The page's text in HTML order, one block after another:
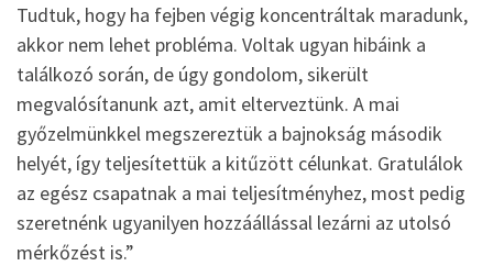
Tudtuk, hogy ha fejben végig koncentráltak maradunk,
akkor nem lehet probléma. Voltak ugyan hibáink a
találkozó során, de úgy gondolom, sikerült
megvalósítanunk azt, amit elterveztünk. A mai
győzelmünkkel megszereztük a bajnokság második
helyét, így teljesítettük a kitűzött célunkat. Gratulálok
az egész csapatnak a mai teljesítményhez, most pedig
szeretnénk ugyanilyen hozzáállással lezárni az utolsó
mérkőzést is.”